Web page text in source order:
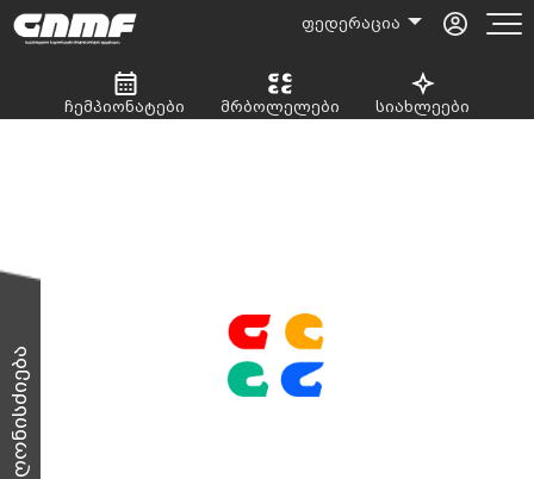
ფედერაცია
ჩემპიონატები მრბოლელები სიახლეები
ღონისძიება